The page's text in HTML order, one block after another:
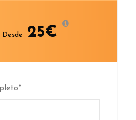
Desde 25€
*